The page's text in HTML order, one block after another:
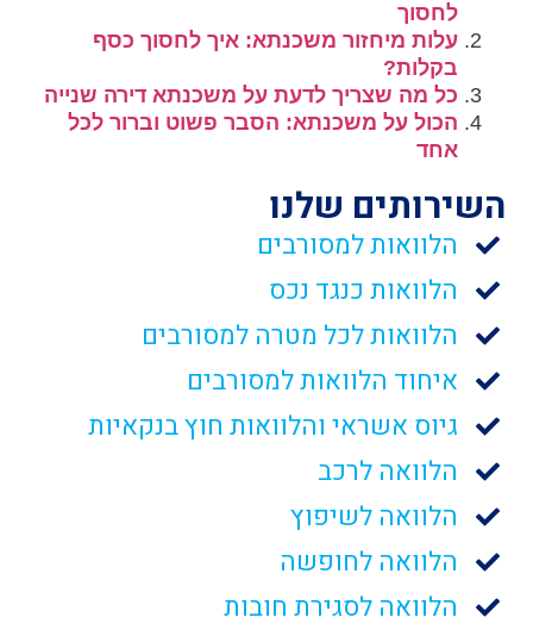
לחסוך
עלות מיחזור משכנתא: איך לחסוך כסף
בקלות?
כל מה שצריך לדעת על משכנתא דירה שנייה
הכול על משכנתא: הסבר פשוט וברור לכל
אחד
השירותים שלנו
הלוואות למסורבים
הלוואות כנגד נכס
הלוואות לכל מטרה למסורבים
איחוד הלוואות למסורבים
גיוס אשראי והלוואות חוץ בנקאיות
הלוואה לרכב
הלוואה לשיפוץ
הלוואה לחופשה
הלוואה לסגירת חובות